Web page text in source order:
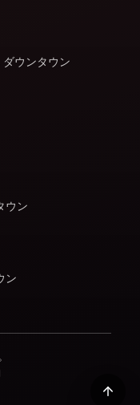
ウンタウン
ウン
ン